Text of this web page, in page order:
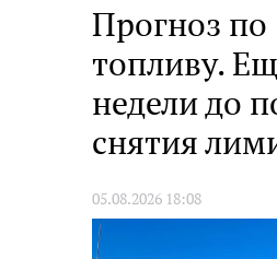
Прогноз по
топливу.
недели до
снятия
05.08.2026 18:08